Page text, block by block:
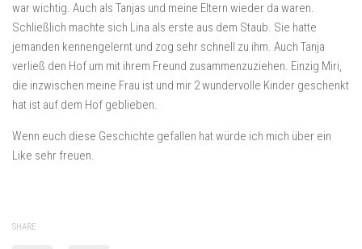
war wichtig. Auch als Tanjas und meine Eltern wieder da waren.
Schließlich machte sich Lina als erste aus dem Staub. Sie hatte
jemanden kennengelernt und zog sehr schnell zu ihm. Auch Tanja
verließ den Hof um mit ihrem Freund zusammenzuziehen. Einzig Miri,
die inzwischen meine Frau ist und mir 2 wundervolle Kinder geschenkt
hat ist auf dem Hof geblieben.
Wenn euch diese Geschichte gefallen hat würde ich mich über ein
Like sehr freuen.
SHARE